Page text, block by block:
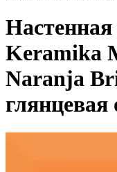
Keramika
Naranja